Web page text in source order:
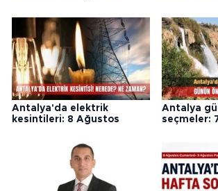
Antalya'da elektrik
kesintileri: 8 Ağustos
Antalya
seçmeler: